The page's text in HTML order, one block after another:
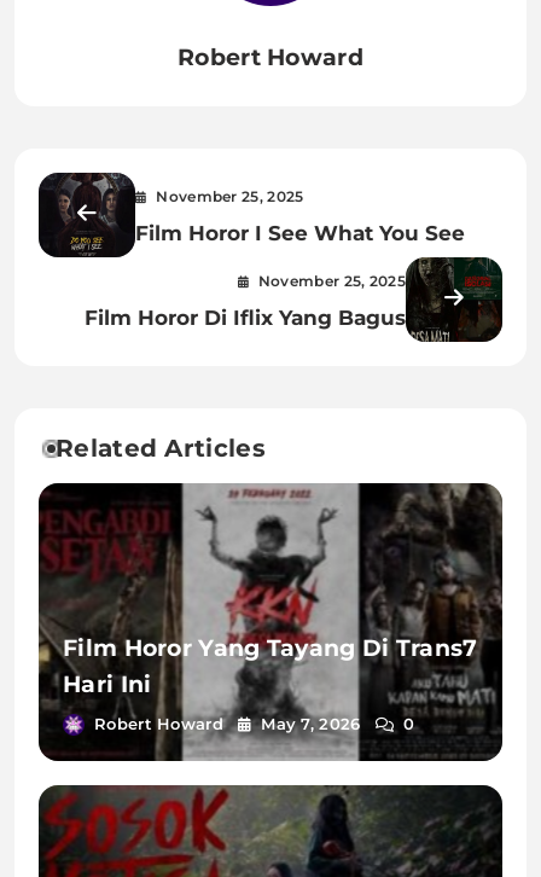
Robert Howard
November 25, 2025
Film Horor I See What You See
November 25, 2025
Film Horor Di Iflix Yang Bagus
Related Articles
Film Horor Yang Tayang Di Trans7
Hari Ini
Robert Howard May 7, 2026 0